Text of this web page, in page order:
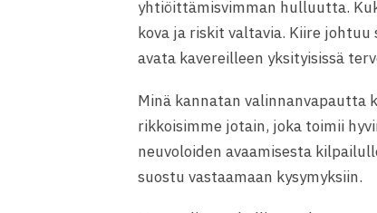
yhtiöittämisvimman hulluutta.
kova ja riskit valtavia. Kiire
avata kavereilleen yksityisissä
Minä kannatan valinnanvapautta
rikkoisimme jotain, joka toimii
neuvoloiden avaamisesta
suostu vastaamaan kysymyksiin.